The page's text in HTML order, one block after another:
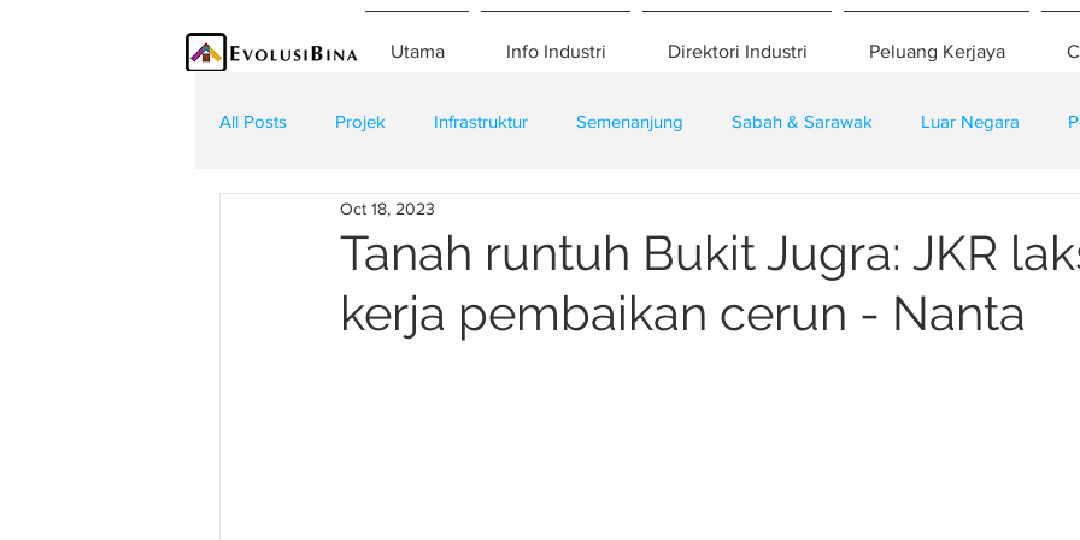
Utama Info Industri Direktori Industri Peluang Kerjaya
All Posts Projek Infrastruktur Semenanjung Sabah & Sarawak Luar Negara
Teknologi Kontraktor
Tanah runtuh Bukit Jugra: JKR
kerja pembaikan cerun - Nanta
Oct 18, 2023